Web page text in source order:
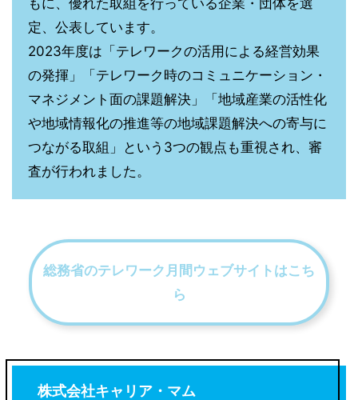
もに、優れた取組を行っている企業・団体を選
定、公表しています。
2023年度は「テレワークの活用による経営効果
の発揮」「テレワーク時のコミュニケーション・
マネジメント面の課題解決」「地域産業の活性化
や地域情報化の推進等の地域課題解決への寄与に
つながる取組」という3つの観点も重視され、審
査が行われました。
総務省のテレワーク月間ウェブサイトはこち
ら
株式会社キャリア・マム